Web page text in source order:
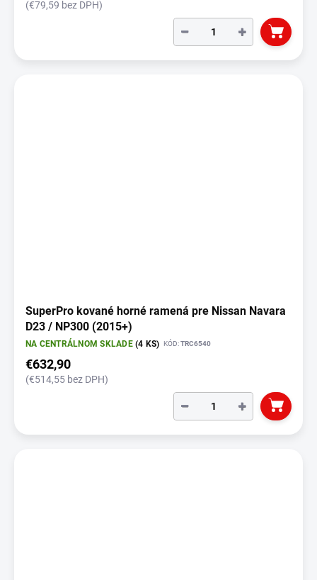
(€79,59 bez DPH)
+
−
SuperPro kované horné ramená pre Nissan Navara
D23 / NP300 (2015+)
NA CENTRÁLNOM SKLADE(4 KS) KÓD:TRC6540
€632,90
(€514,55 bez DPH)
+
−